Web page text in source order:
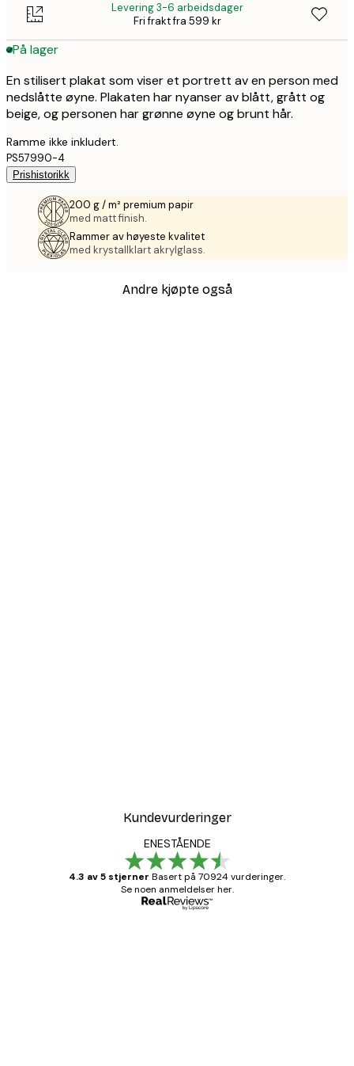
Levering 3-6 arbeidsdager
Fri frakt fra 599 kr
På lager
En stilisert plakat som viser et portrett av en person med
nedslåtte øyne. Plakaten har nyanser av blått, grått og
beige, og personen har grønne øyne og brunt hår.
Ramme ikke inkludert.
PS57990-4
Prishistorikk
200 g / m² premium papir
med matt finish.
Rammer av høyeste kvalitet
med krystallklart akrylglass.
Andre kjøpte også
Kundevurderinger
ENESTÅENDE
4.3 av 5 stjerner Basert på 70924 vurderinger.
Se noen anmeldelser her.